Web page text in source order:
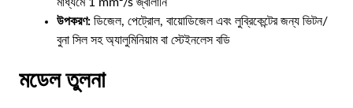
উপকরণ: ডিজেল, পেট্রোল, বায়োডিজেল এবং লুব্রিকেন্টের জন্য ভিটন/
বুনা সিল সহ অ্যালুমিনিয়াম বা স্টেইনলেস বডি
মডেল তুলনা